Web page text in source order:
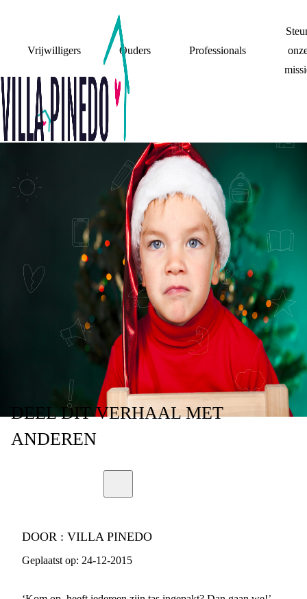
Vrijwilligers Ouders Professionals
HET LEED DAT
KERSTPLANNING
HEET
DEELDIT VERHAALMET
ANDEREN
DOOR : VILLA PINEDO
Geplaatst op: 24-12-2015